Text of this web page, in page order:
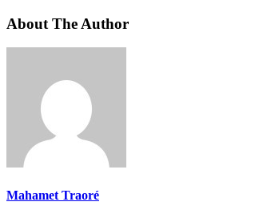
About The Author
Mahamet Traoré